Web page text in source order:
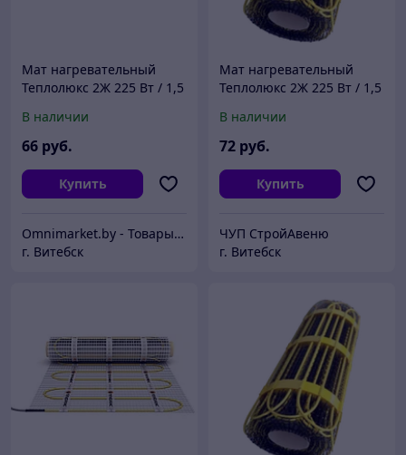
Мат нагревательный
Теплолюкс 2Ж 225 Вт / 1,5
В наличии
66 руб.
Купить
Omnimarket.by - Товары для дома и стройки с доставкой по Беларуси
г. Витебск
Мат нагревательный
Теплолюкс 2Ж 225 Вт / 1,5
В наличии
72 руб.
Купить
ЧУП СтройАвеню
г. Витебск